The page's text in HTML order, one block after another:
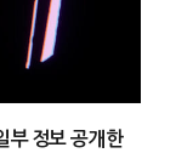
부 정보 공개한